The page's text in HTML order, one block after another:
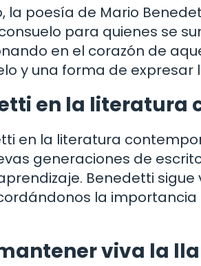
la poesía de Mario
para quienes se
en el corazón de
y una forma de expresar
en la literatura
en la literatura
generaciones de
Benedetti sigue
la
viva la